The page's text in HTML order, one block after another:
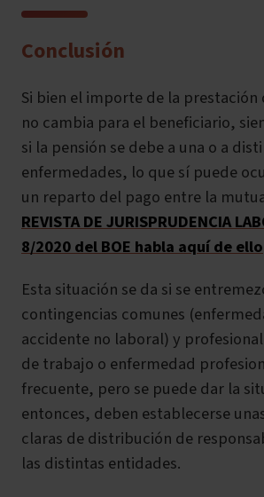
Conclusión
Si bien el importe de la prestación
no cambia para el beneficiario,
si la pensión se debe a una o a
enfermedades, lo que sí puede
un reparto del pago entre la
REVISTA DE JURISPRUDENCIA
8/2020 del BOE habla aquí de ello
Esta situación se da si se
contingencias comunes
accidente no laboral) y
de trabajo o enfermedad
frecuente, pero se puede dar la
entonces, deben establecerse
claras de distribución de
las distintas entidades.